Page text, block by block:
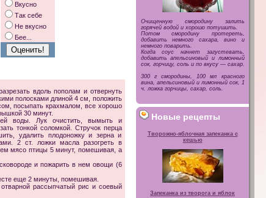
Вкусно
Так себе
Не вкусно
Бее...
вдоль пополам и отвернуть
полосками длиной 4 см, положить
посыпать крахмалом, все хорошо
30 минут.
воды. Лук очистить, вымыть и
тонкой соломкой. Стручок перца
удалить плодоножку и зерна и
2 ст. ложки масла разогреть в
мясо птицы 5 минут, помешивая, а
и пожарить в нем овощи (6
еще 2 минуты, помешивая.
рассыпчатый рис и соевый
Очищенную смородину залить
горячей водой и хорошо потушить.
Потом смородину протереть,
добавить немного сахара, вино и
немного поварить.
Когда соус начнет загустевать,
добавить апельсиновый и лимонный
сок, горчицу, соль и по вкусу — сахар.
300 г смородины, 100 мл красного
вина, апельсиновый и лимонный сок, 1
ч. ложка горчицы, сахар, соль.
Новые рецепты
Творожно-яблочная запеканка с
кешью
Запеканка из творога и яблок